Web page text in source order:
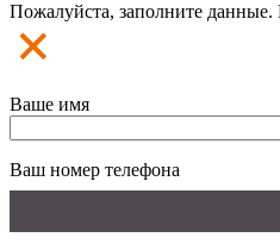
Пожалуйста, заполните
Ваше имя
Ваш номер телефона